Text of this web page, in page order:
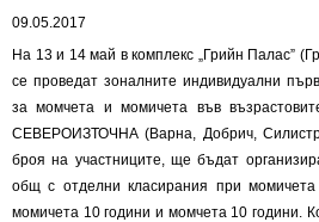
09.05.2017
На 13 и 14 май в комплекс „Грийн Палас”
се проведат зоналните индивидуални
за момчета и момичета във
СЕВЕРОИЗТОЧНА (Варна, Добрич,
броя на участниците, ще бъдат
общ с отделни класирания при
момичета 10 години и момчета 10 години.